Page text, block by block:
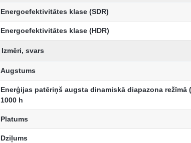
Energoefektivitātes klase (SDR)
Energoefektivitātes klase (HDR)
Izmēri, svars
Augstums
Enerģijas patēriņš augsta dinamiskā diapazona režīmā
1000 h
Platums
Dziļums